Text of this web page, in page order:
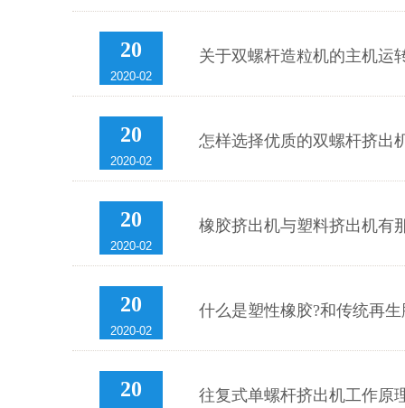
20
2020-02
关于双螺杆造粒机的主机运
20
2020-02
怎样选择优质的双螺杆挤出
20
2020-02
橡胶挤出机与塑料挤出机有
20
2020-02
什么是塑性橡胶?和传统再
20 往复式单螺杆挤出机工作原